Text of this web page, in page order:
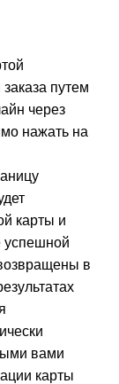
путем
через
нажать на
карты и
успешной
в
вами
карты